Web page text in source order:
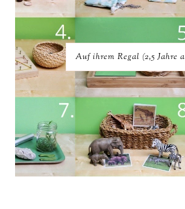
Auf ihrem Regal (2,5 Jahre